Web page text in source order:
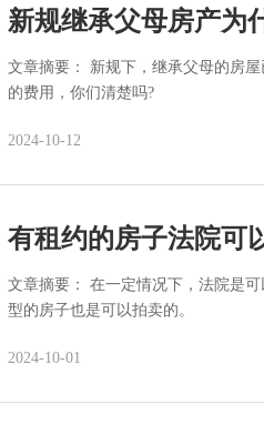
新规继承父母房产为
文章摘要： 新规下，继承父母的房
的费用，你们清楚吗?
2024-10-12
有租约的房子法院可
文章摘要： 在一定情况下，法院是
型的房子也是可以拍卖的。
2024-10-01